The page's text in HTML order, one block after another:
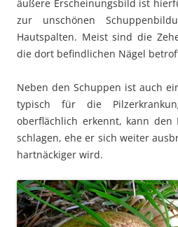
äußere Erscheinungsbild ist
zur unschönen
Hautspalten. Meist sind die
die dort befindlichen Nägel
Neben den Schuppen ist auch
typisch für die
oberflächlich erkennt, kann
schlagen, ehe er sich weiter
hartnäckiger wird.